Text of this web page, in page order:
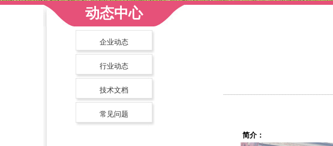
动态中心
企业动态
行业动态
技术文档
常见问题
简介：